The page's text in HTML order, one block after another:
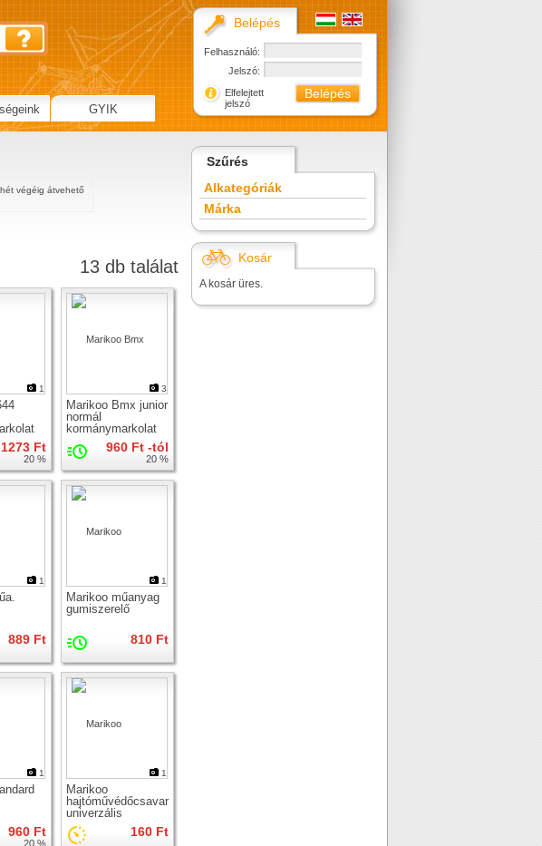
végéig átvehető
13 db találat
1
1273 Ft
20 %
3
Marikoo Bmx junior
normál
kormánymarkolat
960 Ft -tól
20 %
1
889 Ft
1
Marikoo műanyag
gumiszerelő
810 Ft
1
960 Ft
20 %
1
Marikoo
hajtóművédőcsavar
univerzális
160 Ft
Szűrés
Alkategóriák
Márka
Kosár
A kosár üres.
Belépés
Felhasználó:
Jelszó:
Elfelejtett
jelszó
GYIK